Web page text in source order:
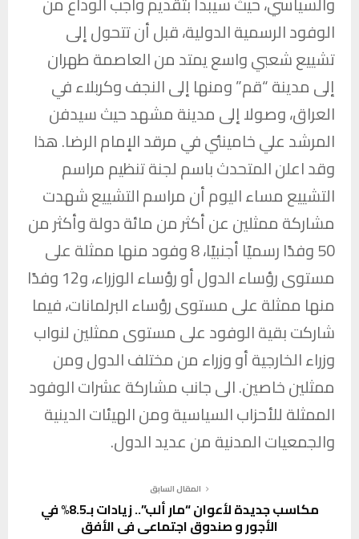
الوفود الرسمية الدولية، قبل أن تتحول إلى
تشييع شعبي واسع يمتد من العاصمة طهران
إلى مدينة “قم” ومنها إلى النجف وكربلاء في
العراق، وصولا إلى مدينة مشهد حيث سيدفن
المرشد علي خامينئي في مرقد الإمام الرضا. هذا
وقد اعلن المتحدث باسم لجنة تنظيم مراسم
التشييع مساء اليوم أن مراسم التشييع شهدت
مشاركة ممثلين عن أكثر من مائة دولة وأكثر من
50 وفدًا رسميًا أجنبيًا، 8 وفود منها ممثلة على
مستوى رؤساء الدول أو رؤساء الوزراء، و12 وفدًا
منها ممثلة على مستوى رؤساء البرلمانات، فيما
شاركت بقية الوفود على مستوى ممثلين لنواب
وزراء الخارجية أو وزراء من مختلف الدول ومن
ممثلين خاصين. الى جانب مشاركة عشرات الوفود
الممثلة للأحزاب السياسية ومن الهيئات الدينية
والجمعيات المدنية من عديد الدول.
المقال السابق
مكاسب جديدة لأعوان “مار ألب”.. زيادات بـ8.5% في
الأجور و صندوق اجتماعي في الأفق